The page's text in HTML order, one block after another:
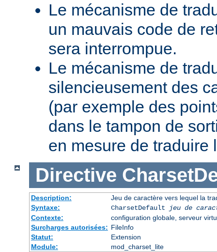
Le mécanisme de
un mauvais code de
sera interrompue.
Le mécanisme de
silencieusement des
(par exemple des
dans le tampon de
en mesure de traduire
Directive
Description:
Jeu de caractère vers lequel la
Syntaxe:
CharsetDefault
jeu de
Contexte:
configuration globale, serveur
Surcharges autorisées: FileInfo
Statut:
Extension
Module:
mod_charset_lite